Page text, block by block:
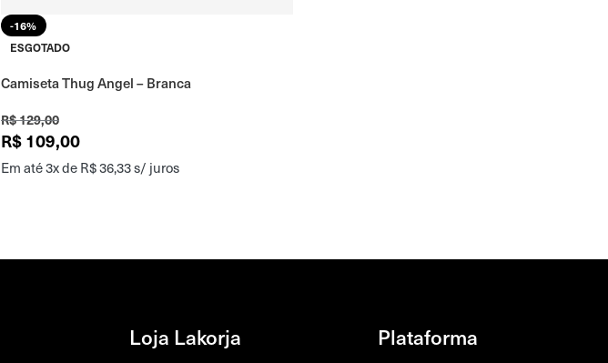
-16%
ESGOTADO
Camiseta Thug Angel – Branca
R$129,00
R$109,00
Em até 3x de R$36,33s/ juros
Loja Lakorja Plataforma